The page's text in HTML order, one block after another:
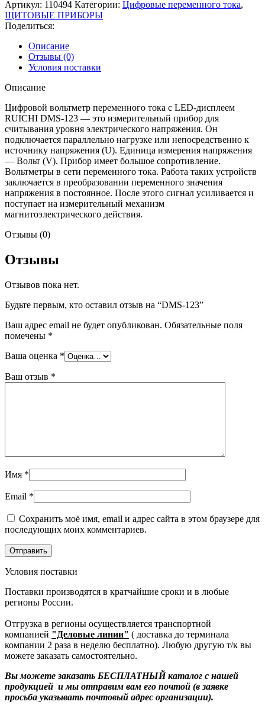
Артикул: 110494 Категории: Цифровые переменного тока,
ЩИТОВЫЕ ПРИБОРЫ
Поделиться:
Описание
Отзывы (0)
Условия поставки
Описание
Цифровой вольтметр переменного тока с LED-дисплеем
RUICHI DMS-123 — это измерительный прибор для
считывания уровня электрического напряжения. Он
подключается параллельно нагрузке или непосредственно к
источнику напряжения (U). Единица измерения напряжения
— Вольт (V). Прибор имеет большое сопротивление.
Вольтметры в сети переменного тока. Работа таких устройств
заключается в преобразовании переменного значения
напряжения в постоянное. После этого сигнал усиливается и
поступает на измерительный механизм
магнитоэлектрического действия.
Отзывы (0)
Отзывы
Отзывов пока нет.
Будьте первым, кто оставил отзыв на “DMS-123”
Ваш адрес email не будет опубликован. Обязательные поля
помечены *
Ваша оценка *
Ваш отзыв *
Имя *
Email *
Сохранить моё имя, email и адрес сайта в этом браузере для
последующих моих комментариев.
Условия поставки
Поставки производятся в кратчайшие сроки и в любые
регионы России.
Отгрузка в регионы осуществляется транспортной
компанией "Деловые линии" ( доставка до терминала
компании 2 раза в неделю бесплатно). Любую другую т/к вы
можете заказать самостоятельно.
Вы можете заказать БЕСПЛАТНЫЙ каталог с нашей
продукцией и мы отправим вам его почтой (в заявке
просьба указывать почтовый адрес организации).